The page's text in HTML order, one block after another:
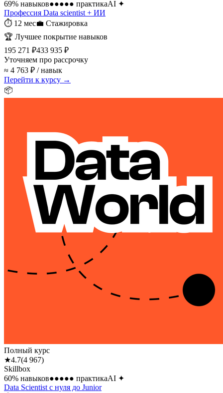
69% навыков●●●●● практикаAI ✦
Профессия Data scientist + ИИ
⏱ 12 мес💼 Стажировка
🏆 Лучшее покрытие навыков
195 271 ₽433 935 ₽
Уточняем про рассрочку
≈ 4 763 ₽ / навык
Перейти к курсу →
📦
Полный курс
★4.7(4 967)
Skillbox
60% навыков●●●●● практикаAI ✦
Data Scientist с нуля до Junior